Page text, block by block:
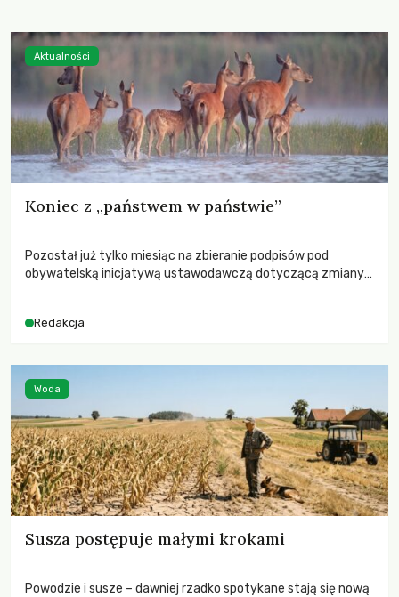
Koniec z „państwem w państwie”
Pozostał już tylko miesiąc na zbieranie podpisów pod
obywatelską inicjatywą ustawodawczą dotyczącą zmiany
niezwykle korzystne rozwiązania dla przyrody i zwierząt,
funkcjonowania łowiectwa w Polsce.
Redakcja
Aktualności
Susza postępuje małymi krokami
Powodzie i susze – dawniej rzadko spotykane stają się nową
Woda